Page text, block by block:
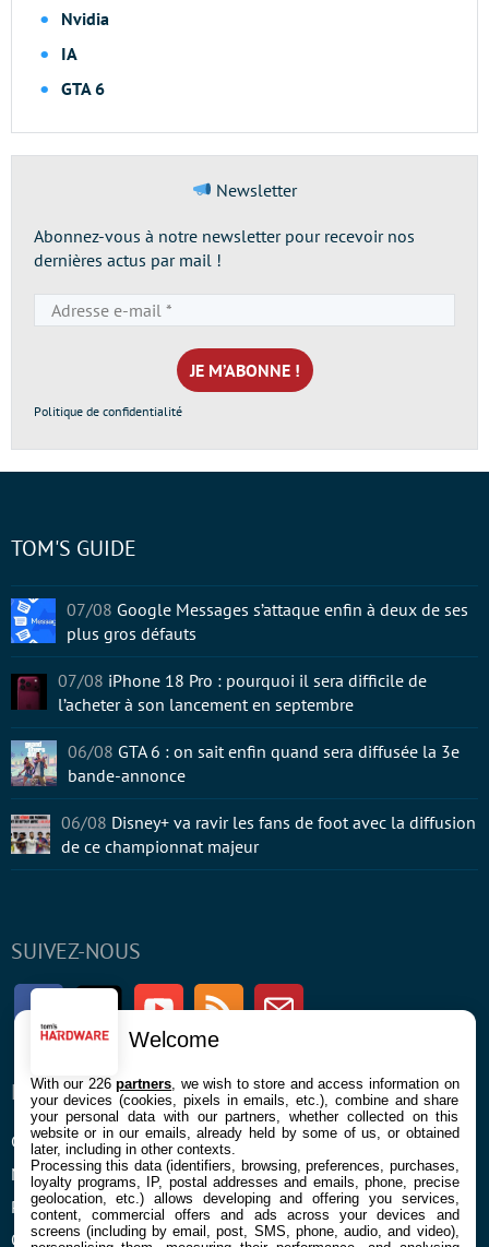
Nvidia
IA
GTA 6
Newsletter
Abonnez-vous à notre newsletter pour recevoir nos
dernières actus par mail !
e-
mail
*
Politique de confidentialité
SUIVEZ-NOUS
FacebookTwitter Youtube RSS Newsletter
ENTREPRISE
Confidentialité et Cookies
Mentions légales et CGU
Préférences Cookies
Qui sommes nous
À PROPOS
Contact
TOM'S GUIDE
07/08 Google Messages s’attaque enfin à deux de ses
plus gros défauts
07/08 iPhone 18 Pro : pourquoi il sera difficile de
l’acheter à son lancement en septembre
06/08 GTA 6 : on sait enfin quand sera diffusée la 3e
bande-annonce
06/08 Disney+ va ravir les fans de foot avec la diffusion
de ce championnat majeur
Welcome
With our 226partners , we wish to store and access information on
your devices (cookies, pixels in emails, etc.), combine and share
your personal data with our partners, whether collected on this
website or in our emails, already held by some of us, or obtained
later, including in other contexts.
Processing this data (identifiers, browsing, preferences, purchases,
loyalty programs, IP, postal addresses and emails, phone, precise
geolocation, etc.) allows developing and offering you services,
content, commercial offers and ads across your devices and
screens (including by email, post, SMS, phone, audio, and video),